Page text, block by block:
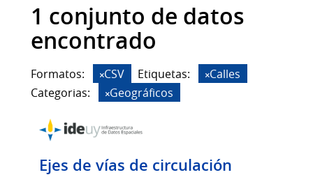
1 conjunto de datos
encontrado
Formatos: CSV Etiquetas:
Calles
Categorias:
Geográficos
Ejes de vías de circulación